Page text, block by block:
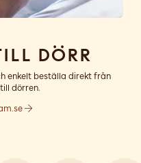
till dörr
enkelt beställa direkt från
dörren.